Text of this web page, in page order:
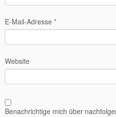
E-Mail-Adresse *
Website
Benachrichtige mich über